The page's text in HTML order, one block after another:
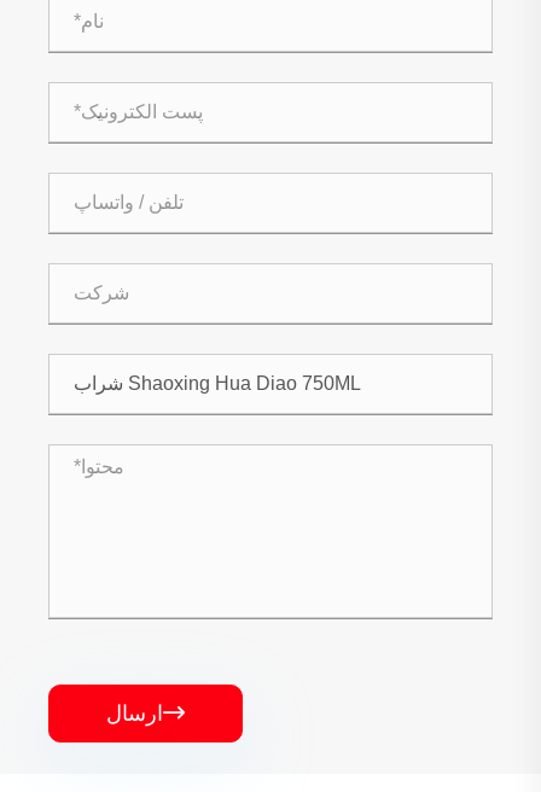
ارسال